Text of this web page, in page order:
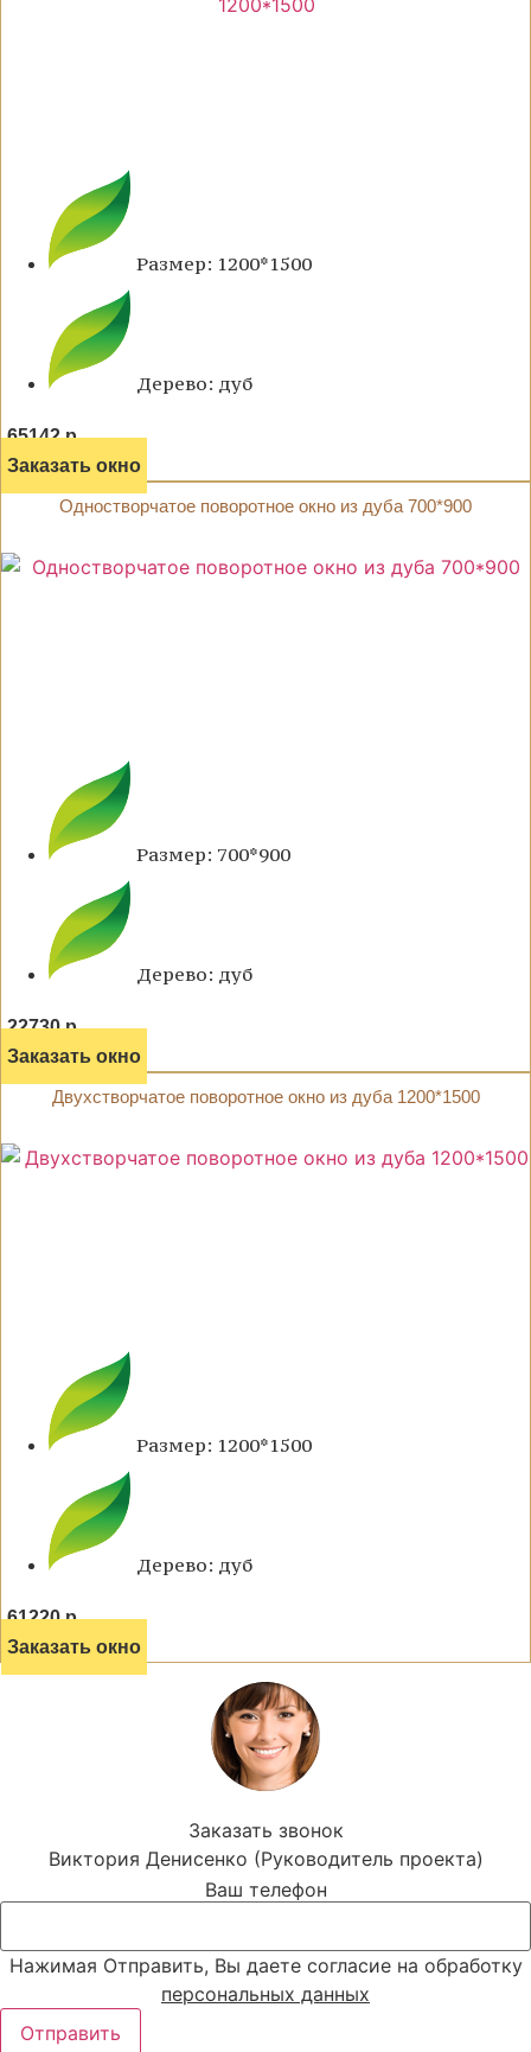
Размер: 1200*1500
Дерево: дуб
65142 р.
Заказать окно
Одностворчатое поворотное окно из дуба 700*900
Размер: 700*900
Дерево: дуб
22730 р.
Заказать окно
Двухстворчатое поворотное окно из дуба 1200*1500
Размер: 1200*1500
Дерево: дуб
61220 р.
Заказать окно
Заказать звонок
Виктория Денисенко (Руководитель проекта)
Ваш телефон
Нажимая Отправить, Вы даете согласие на обработку
персональных данных
Отправить